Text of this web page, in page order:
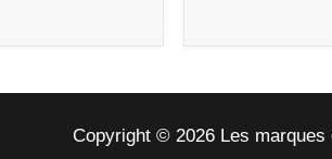
Copyright © 2026 Les